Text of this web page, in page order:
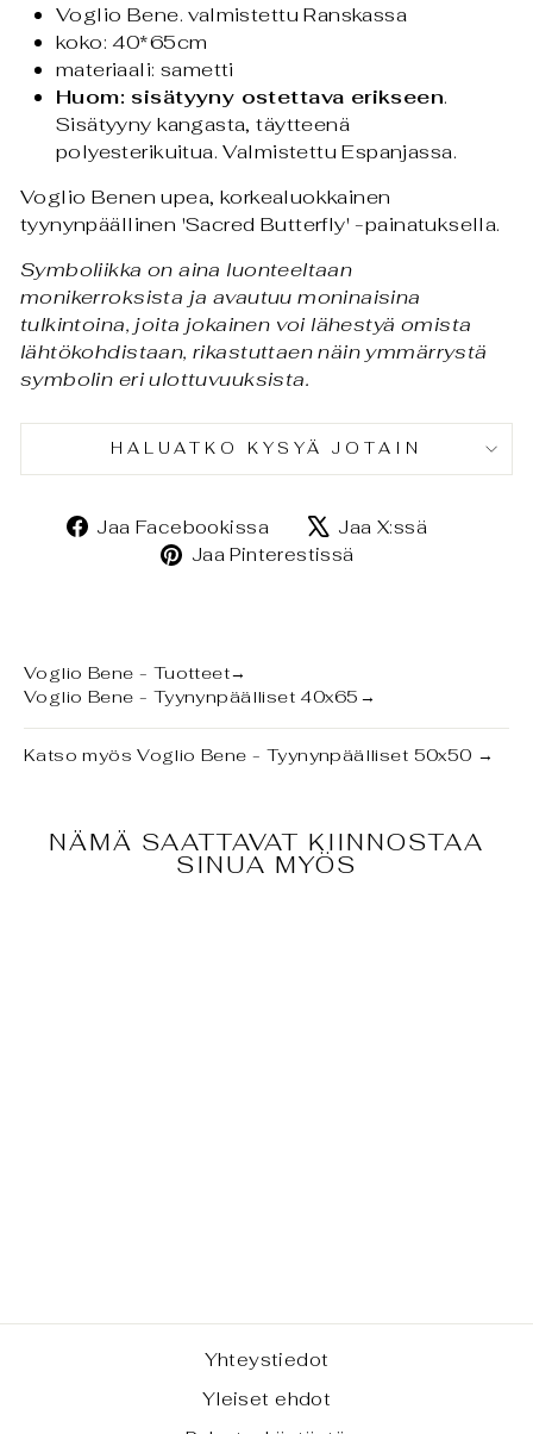
Voglio Bene. valmistettu Ranskassa
koko: 40*65cm
materiaali: sametti
Huom: sisätyyny ostettava erikseen.
Sisätyynykangasta, täytteenä
polyesterikuitua. Valmistettu Espanjassa.
Voglio Benen upea, korkealuokkainen
tyynynpäällinen 'Sacred Butterfly' -painatuksella.
Symboliikka on aina luonteeltaan
monikerroksista ja avautuu moninaisina
tulkintoina, joita jokainen voi lähestyä omista
lähtökohdistaan, rikastuttaen näin ymmärrystä
symbolin eri ulottuvuuksista.
HALUATKO KYSYÄ JOTAIN
Jaa Facebookissa
Jaa
Facebookissa
Jaa X:ssä
Jaa Pinterestissä
Voglio Bene - Tuotteet→
Voglio Bene - Tyynynpäälliset 40x65 →
Katso myös Voglio Bene - Tyynynpäälliset 50x50 →
NÄMÄ SAATTAVAT KIINNOSTAA
SINUA MYÖS
Yhteystiedot
Yleiset ehdot